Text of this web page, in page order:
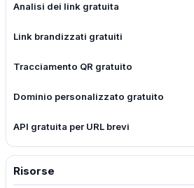
Analisi dei link gratuita
Link brandizzati gratuiti
Tracciamento QR gratuito
Dominio personalizzato gratuito
API gratuita per URL brevi
Risorse